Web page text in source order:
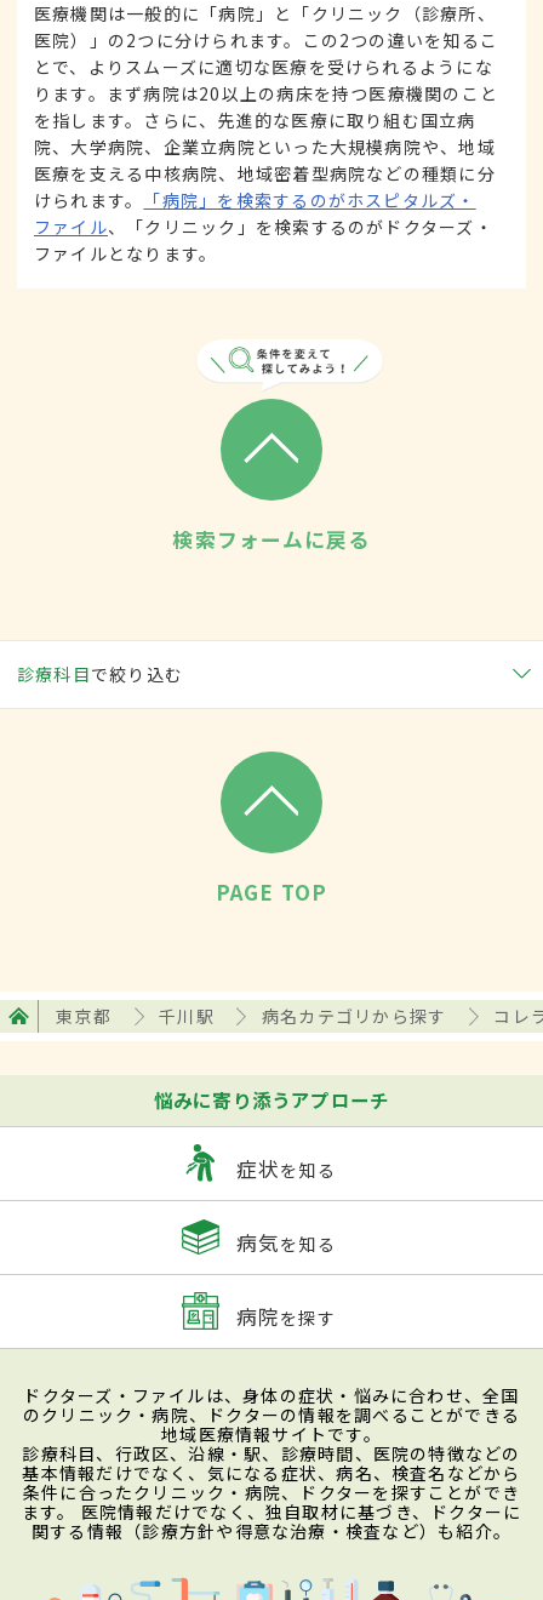
医療機関は一般的に「病院」と「クリニック（診療所、
医院）」の2つに分けられます。この2つの違いを知るこ
とで、よりスムーズに適切な医療を受けられるようにな
ります。まず病院は20以上の病床を持つ医療機関のこと
を指します。さらに、先進的な医療に取り組む国立病
院、大学病院、企業立病院といった大規模病院や、地域
医療を支える中核病院、地域密着型病院などの種類に分
けられます。
「病院」を検索するのがホスピタルズ・
ファイル、「クリニック」を検索するのがドクターズ・
ファイルとなります。
検索フォームに戻る
診療科目で絞り込む
PAGE TOP
東京都 千川駅 病名カテゴリから探す コレ
悩みに寄り添うアプローチ
症状を知る
病気を知る
病院を探す
ドクターズ・ファイルは、身体の症状・悩みに合わせ、全国
のクリニック・病院、ドクターの情報を調べることができる
地域医療情報サイトです。
診療科目、行政区、沿線・駅、診療時間、医院の特徴などの
基本情報だけでなく、気になる症状、病名、検査名などから
条件に合ったクリニック・病院、ドクターを探すことができ
ます。 医院情報だけでなく、独自取材に基づき、ドクターに
関する情報（診療方針や得意な治療・検査など）も紹介。